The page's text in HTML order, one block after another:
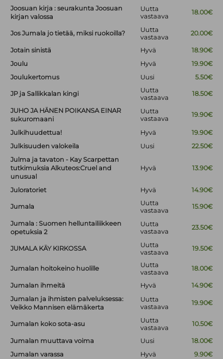
Joosuan kirja : seurakunta Joosuan
kirjan valossa
Uutta
vastaava
18.00€
Jos Jumala jo tietää, miksi ruokoilla?
Uutta
vastaava
20.00€
Jotain sinistä Hyvä
18.90€
Joulu
Hyvä
19.90€
Joulukertomus
Uusi 5.50€
JP ja Sallikkalan kingi
Uutta
vastaava
18.50€
JUHO JA HÄNEN POIKANSA EINAR
sukuromaani
Uutta
vastaava
19.90€
Julkihuudettua! Hyvä
19.90€
Julkisuuden valokeila
Uusi
22.50€
Julma ja tavaton - Kay Scarpettan
tutkimuksia Alkuteos:Cruel and
unusual
Hyvä 13.90€
Juloratoriet Hyvä 14.90€
Jumala
Uutta
vastaava
15.90€
Jumala : Suomen helluntailiikkeen
opetuksia 2
Uutta
vastaava
23.50€
JUMALA KÄY KIRKOSSA
Uutta
vastaava
19.50€
Jumalan hoitokeino huolille
Uutta
vastaava
18.00€
Jumalan ihmeitä Hyvä
14.90€
Jumalan ja ihmisten palveluksessa:
Veikko Mannisen elämäkerta
Uutta
vastaava
19.90€
Jumalan koko sota-asu
Uutta
vastaava
10.50€
Jumalan muuttava voima Uusi
18.00€
Jumalan varassa
Hyvä
9.90€